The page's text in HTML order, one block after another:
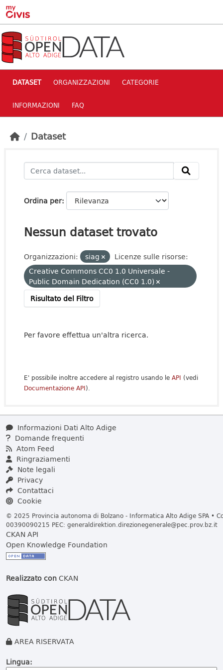
Skip to main content
DATASET ORGANIZZAZIONI CATEGORIE
INFORMAZIONI FAQ
Dataset
Ordina per
Nessun dataset trovato
Organizzazioni: siag
Licenze sulle risorse:
Creative Commons CC0 1.0 Universale -
Public Domain Dedication (CC0 1.0)
Risultato del Filtro
Per favore effettua un'altra ricerca.
E' possibile inoltre accedere al registro usando le API (vedi
Documentazione API).
Informazioni Dati Alto Adige
Domande frequenti
Atom Feed
Ringraziamenti
Note legali
Privacy
Contattaci
Cookie
© 2025 Provincia autonoma di Bolzano - Informatica Alto Adige SPA •
00390090215 PEC: generaldirektion.direzionegenerale@pec.prov.bz.it
CKAN API
Open Knowledge Foundation
Realizzato conCKAN
AREA RISERVATA
Lingua